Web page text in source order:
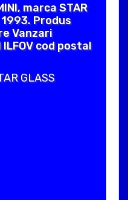
marca STAR
Produs
Vanzari
ILFOV cod postal
GLASS